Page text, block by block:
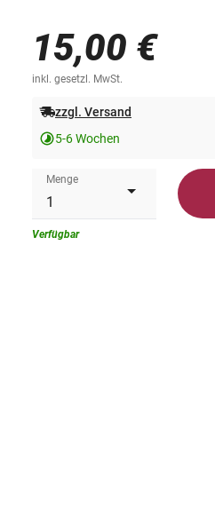
15,00 €
inkl. gesetzl. MwSt.
zzgl. Versand
5-6 Wochen
Menge
Verfügbar